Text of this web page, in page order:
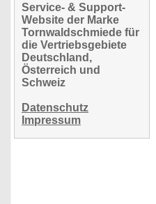
Service- & Support-
Website der Marke
Tornwaldschmiede für
die Vertriebsgebiete
Deutschland,
Österreich und
Schweiz
Datenschutz
Impressum